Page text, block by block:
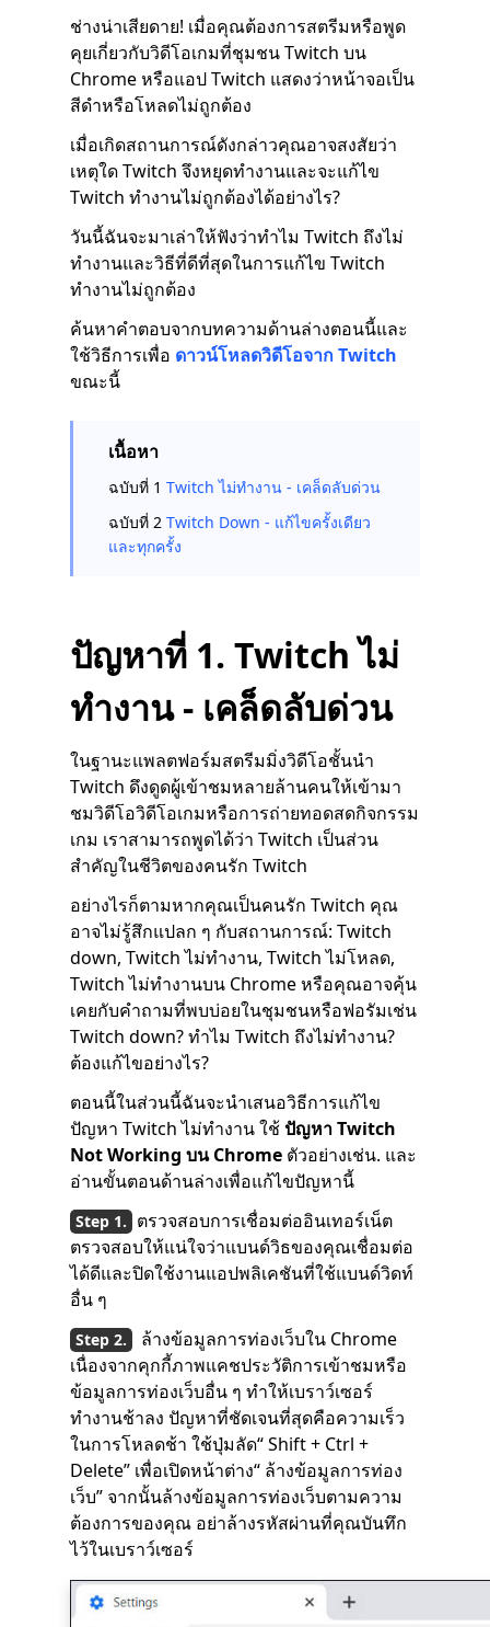
ช่างน่าเสียดาย! เมื่อคุณต้องการสตรีมหรือพูด
คุยเกี่ยวกับวิดีโอเกมที่ชุมชน Twitch บน
Chrome หรือแอป Twitch แสดงว่าหน้าจอเป็น
สีดำหรือโหลดไม่ถูกต้อง
เมื่อเกิดสถานการณ์ดังกล่าวคุณอาจสงสัยว่า
เหตุใด Twitch จึงหยุดทำงานและจะแก้ไข
Twitch ทำงานไม่ถูกต้องได้อย่างไร?
วันนี้ฉันจะมาเล่าให้ฟังว่าทำไม Twitch ถึงไม่
ทำงานและวิธีที่ดีที่สุดในการแก้ไข Twitch
ทำงานไม่ถูกต้อง
ค้นหาคำตอบจากบทความด้านล่างตอนนี้และ
ใช้วิธีการเพื่อ ดาวน์โหลดวิดีโอจาก Twitch
ขณะนี้
เนื้อหา
ฉบับที่ 1 Twitch ไม่ทำงาน - เคล็ดลับด่วน
ฉบับที่ 2 Twitch Down - แก้ไขครั้งเดียว
และทุกครั้ง
ปัญหาที่ 1. Twitch ไม่
ทำงาน - เคล็ดลับด่วน
ในฐานะแพลตฟอร์มสตรีมมิ่งวิดีโอชั้นนำ
Twitch ดึงดูดผู้เข้าชมหลายล้านคนให้เข้ามา
ชมวิดีโอวิดีโอเกมหรือการถ่ายทอดสดกิจกรรม
เกม เราสามารถพูดได้ว่า Twitch เป็นส่วน
สำคัญในชีวิตของคนรัก Twitch
อย่างไรก็ตามหากคุณเป็นคนรัก Twitch คุณ
อาจไม่รู้สึกแปลก ๆ กับสถานการณ์: Twitch
down, Twitch ไม่ทำงาน, Twitch ไม่โหลด,
Twitch ไม่ทำงานบน Chrome หรือคุณอาจคุ้น
เคยกับคำถามที่พบบ่อยในชุมชนหรือฟอรัมเช่น
Twitch down? ทำไม Twitch ถึงไม่ทำงาน?
ต้องแก้ไขอย่างไร?
ตอนนี้ในส่วนนี้ฉันจะนำเสนอวิธีการแก้ไข
ปัญหา Twitch ไม่ทำงาน ใช้ปัญหา Twitch
Not Working บน Chrome ตัวอย่างเช่น. และ
อ่านขั้นตอนด้านล่างเพื่อแก้ไขปัญหานี้
ตรวจสอบการเชื่อมต่ออินเทอร์เน็ต
ตรวจสอบให้แน่ใจว่าแบนด์วิธของคุณเชื่อมต่อ
ได้ดีและปิดใช้งานแอปพลิเคชันที่ใช้แบนด์วิดท์
อื่น ๆ
ล้างข้อมูลการท่องเว็บใน Chrome
เนื่องจากคุกกี้ภาพแคชประวัติการเข้าชมหรือ
ข้อมูลการท่องเว็บอื่น ๆ ทำให้เบราว์เซอร์
ทำงานช้าลง ปัญหาที่ชัดเจนที่สุดคือความเร็ว
ในการโหลดช้า ใช้ปุ่มลัด“ Shift + Ctrl +
Delete” เพื่อเปิดหน้าต่าง“ ล้างข้อมูลการท่อง
เว็บ” จากนั้นล้างข้อมูลการท่องเว็บตามความ
ต้องการของคุณ อย่าล้างรหัสผ่านที่คุณบันทึก
ไว้ในเบราว์เซอร์